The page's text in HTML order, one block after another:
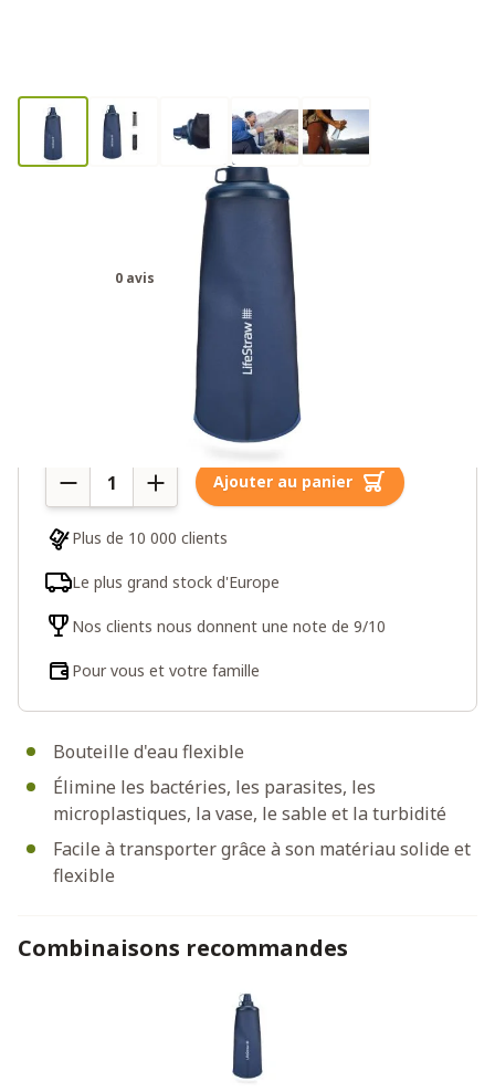
Lifestraw Peak Series Squeeze
Bottle - 1L Bleu Montagne
0 avis
Bouteille d'eau flexible
Élimine les bactéries, les parasites, les
microplastiques, la vase, le sable et la turbidité
Facile à transporter grâce à son matériau solide et
flexible
Quantité Ajouter au panier
Plus de 10 000 clients
Le plus grand stock d'Europe
Nos clients nous donnent une note de 9/10
Pour vous et votre famille
Combinaisons recommandes